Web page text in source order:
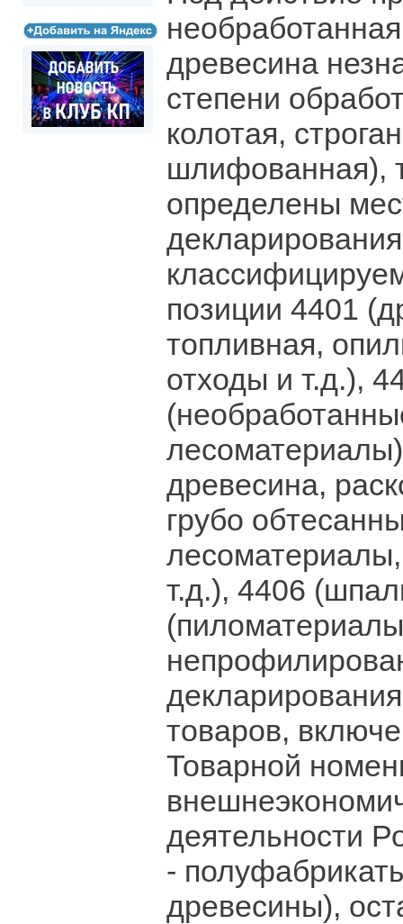
древесина
степени
колотая,
шлифованная),
определены
позиции 4401
топливная,
отходы и т.д.),
древесина,
грубо
т.д.), 4406
(пиломатериалы
товаров,
Товарной
деятельности
-
древесины),